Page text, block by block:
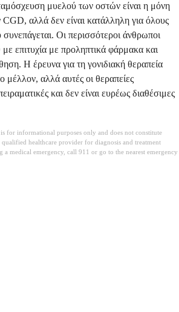
μυελού των οστών είναι η μόνη
CGD, αλλά δεν είναι κατάλληλη για όλους
Οι περισσότεροι άνθρωποι
με επιτυχία με προληπτικά φάρμακα και
Η έρευνα για τη γονιδιακή θεραπεία
μέλλον, αλλά αυτές οι θεραπείες
και δεν είναι ευρέως διαθέσιμες
for informational purposes only and does not constitute
healthcare provider for diagnosis and treatment
medical emergency, call 911 or go to the nearest emergency